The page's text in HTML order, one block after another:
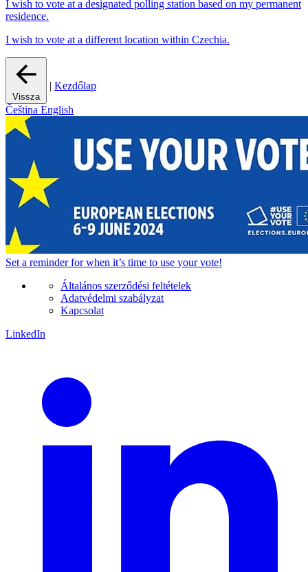
I wish to vote at a designated polling station based on my permanent
residence.
I wish to vote at a different location within Czechia.
Vissza
| Kezdőlap
Čeština English
Set a reminderfor when it’s time to use your vote!
Általános szerződési feltételek
Adatvédelmi szabályzat
Kapcsolat
LinkedIn